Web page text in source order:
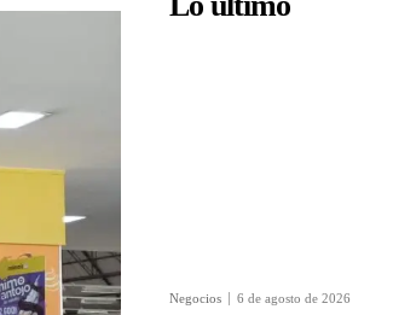
Negocios 6 de agosto de 2026